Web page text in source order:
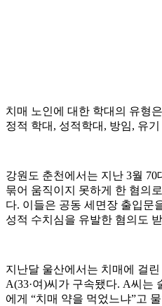
치매 노인에 대한 학대의 유형
정적 학대, 성적학대, 방임, 유
강원도 춘천에서는 지난 3월 70
묶어 움직이지 못하게 한 혐의
다. 이들은 공동 세면장 출입문
성적 수치심을 유발한 혐의도
지난달 울산에서는 치매에 걸
A(33·여)씨가 구속됐다. A씨는
에게 “치매 약을 먹었느냐”고